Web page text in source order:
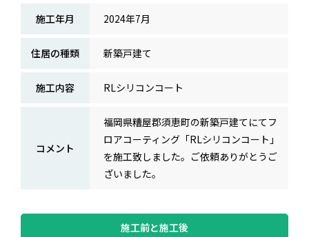
施工年月 2024年7月
住居の種類 新築戸建て
施工内容 RLシリコンコート
コメント
福岡県糟屋郡須恵町の新築戸建てにてフ
ロアコーティング「RLシリコンコート」
を施工致しました。ご依頼ありがとうご
ざいました。
施工前と施工後